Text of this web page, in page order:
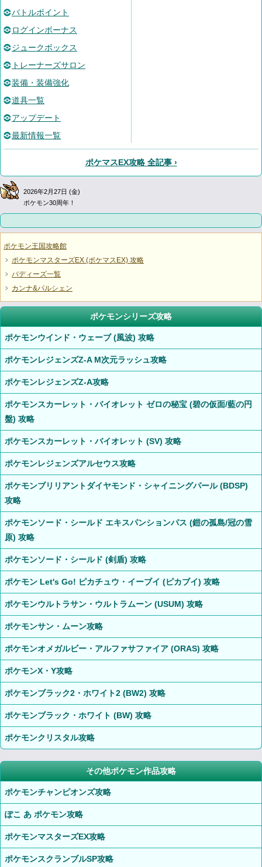
バトルポイント
ログインボーナス
ジュークボックス
トレーナーズサロン
装備・装備強化
道具一覧
アップデート
最新情報一覧
ポケマスEX攻略 全記事 ›
2026年2月27日 (金)
ポケモン30周年！
ポケモン王国攻略館
ポケモンマスターズEX (ポケマスEX) 攻略
バディーズ一覧
カンナ&パルシェン
ポケモンシリーズ攻略
ポケモンウインド・ウェーブ (風波) 攻略
ポケモンレジェンズZ-A M次元ラッシュ攻略
ポケモンレジェンズZ-A攻略
ポケモンスカーレット・バイオレット ゼロの秘宝 (碧の仮面/藍の円
盤) 攻略
ポケモンスカーレット・バイオレット (SV) 攻略
ポケモンレジェンズアルセウス攻略
ポケモンブリリアントダイヤモンド・シャイニングパール (BDSP)
攻略
ポケモンソード・シールド エキスパンションパス (鎧の孤島/冠の雪
原) 攻略
ポケモンソード・シールド (剣盾) 攻略
ポケモン Let's Go! ピカチュウ・イーブイ (ピカブイ) 攻略
ポケモンウルトラサン・ウルトラムーン (USUM) 攻略
ポケモンサン・ムーン攻略
ポケモンオメガルビー・アルファサファイア (ORAS) 攻略
ポケモンX・Y攻略
ポケモンブラック2・ホワイト2 (BW2) 攻略
ポケモンブラック・ホワイト (BW) 攻略
ポケモンクリスタル攻略
その他ポケモン作品攻略
ポケモンチャンピオンズ攻略
ぽこ あ ポケモン攻略
ポケモンマスターズEX攻略
ポケモンスクランブルSP攻略